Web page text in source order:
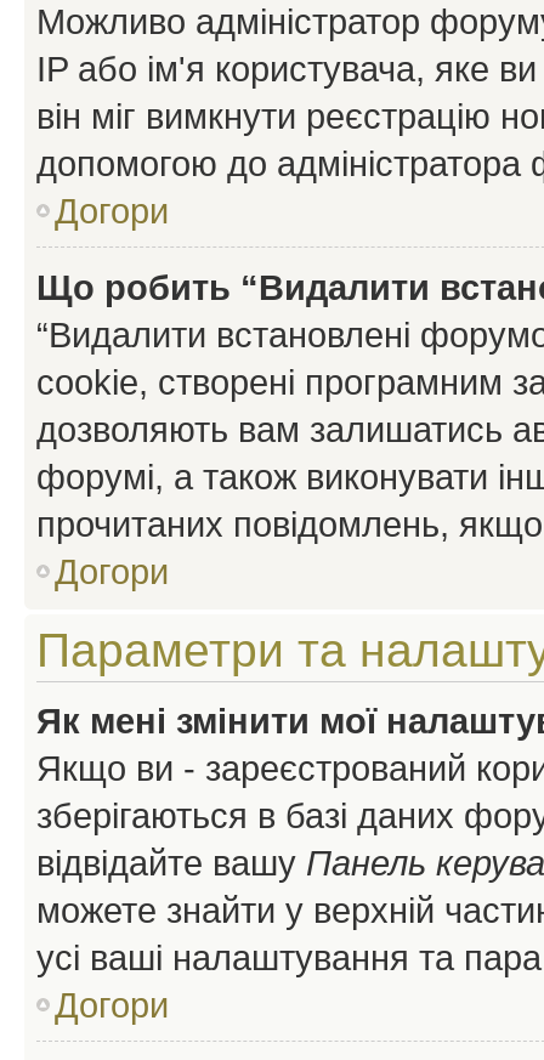
Можливо адміністратор
IP або ім'я користувача, яке
він міг вимкнути реєстрацію
допомогою до адміністратора
Догори
Що робить “Видалити
“Видалити встановлені
cookie, створені програмним
дозволяють вам залишатись
форумі, а також виконувати
прочитаних повідомлень,
Догори
Параметри та
Як мені змінити мої
Якщо ви - зареєстрований
зберігаються в базі даних
відвідайте вашу Панель
можете знайти у верхній
усі ваші налаштування та
Догори